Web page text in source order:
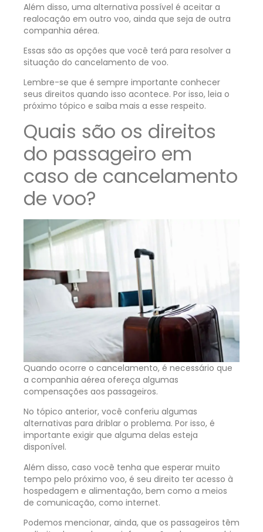
Além disso, uma alternativa possível é aceitar a
realocação em outro voo, ainda que seja de outra
companhia aérea.
Essas são as opções que você terá para resolver a
situação do cancelamento de voo.
Lembre-se que é sempre importante conhecer
seus direitos quando isso acontece. Por isso, leia o
próximo tópico e saiba mais a esse respeito.
Quais são os direitos
do passageiro em
caso de cancelamento
de voo?
Quando ocorre o cancelamento, é necessário que
a companhia aérea ofereça algumas
compensações aos passageiros.
No tópico anterior, você conferiu algumas
alternativas para driblar o problema. Por isso, é
importante exigir que alguma delas esteja
disponível.
Além disso, caso você tenha que esperar muito
tempo pelo próximo voo, é seu direito ter acesso à
hospedagem e alimentação, bem como a meios
de comunicação, como internet.
Podemos mencionar, ainda, que os passageiros têm